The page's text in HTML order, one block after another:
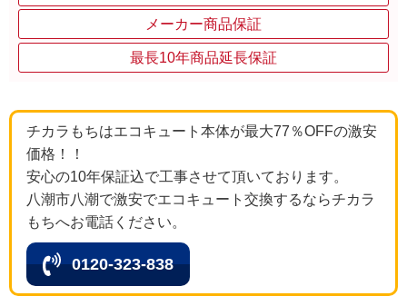
メーカー商品保証
最長10年商品延長保証
チカラもちはエコキュート本体が最大77％OFFの激安
価格！！
安心の10年保証込で工事させて頂いております。
八潮市八潮で激安でエコキュート交換するならチカラ
もちへお電話ください。
0120-323-838